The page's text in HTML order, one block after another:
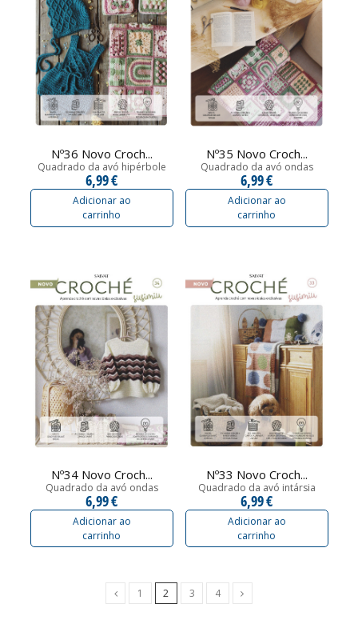
Nº36 Novo Croch...
Quadrado da avó hipérbole
6,99 €
Adicionar ao
carrinho
Nº35 Novo Croch...
Quadrado da avó ondas
6,99 €
Adicionar ao
carrinho
Nº34 Novo Croch...
Quadrado da avó ondas
6,99 €
Adicionar ao
carrinho
Nº33 Novo Croch...
Quadrado da avó intársia
6,99 €
Adicionar ao
carrinho
Anterior
1 2 3 4 Próximo